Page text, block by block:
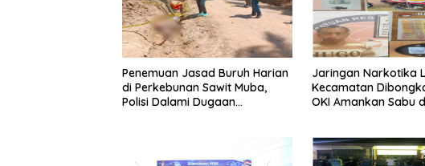
Penemuan Jasad Buruh Harian
di Perkebunan Sawit Muba,
Polisi Dalami Dugaan
Jaringan Narkotika
Kecamatan
OKI Amankan Sabu